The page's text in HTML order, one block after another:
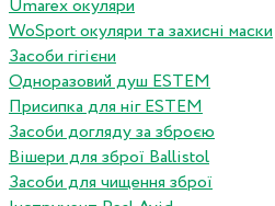
Umarex окуляри
WoSport окуляри та захисні маски
Засоби гігієни
Одноразовий душ ESTEM
Присипка для ніг ESTEM
Засоби догляду за зброєю
Вішери для зброї Ballistol
Засоби для чищення зброї